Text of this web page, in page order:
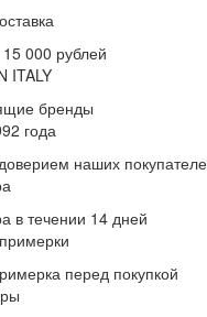
000 рублей
ITALY
бренды
года
наших
в течении 14 дней
перед покупкой